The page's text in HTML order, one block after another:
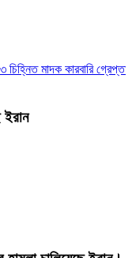
মাদক কারবারি গ্রেপ্তার
ইরান